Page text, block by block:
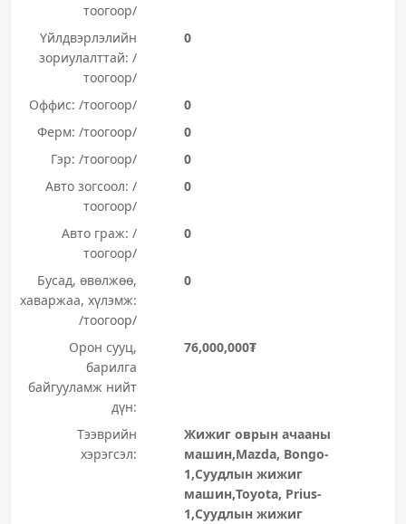
тоогоор/
Үйлдвэрлэлийн
зориулалттай: /
тоогоор/
0
Оффис: /тоогоор/
0
Ферм: /тоогоор/
0
Гэр: /тоогоор/
0
Авто зогсоол: /
тоогоор/
0
Авто граж: /
тоогоор/
0
Бусад, өвөлжөө,
хаваржаа, хүлэмж:
/тоогоор/
0
Орон сууц,
барилга
байгууламж нийт
дүн:
76,000,000₮
Тээврийн
хэрэгсэл:
Жижиг оврын ачааны
машин,Mazda, Bongo-
1,Суудлын жижиг
машин,Toyota, Prius-
1,Суудлын жижиг